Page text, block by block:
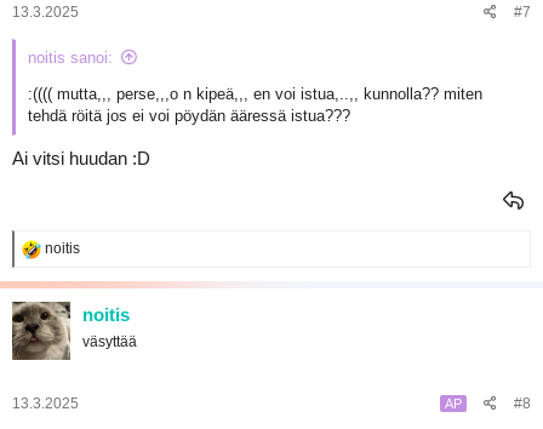
:
13.3.2025 #7
noitis sanoi:
:(((( mutta,,, perse,,,o n kipeä,,, en voi istua,..,, kunnolla?? miten
tehdä röitä jos ei voi pöydän ääressä istua???
Ai vitsi huudan :D
R
a
k
t
i
o
:
noitis
noitis
väsyttää
13.3.2025 AP #8